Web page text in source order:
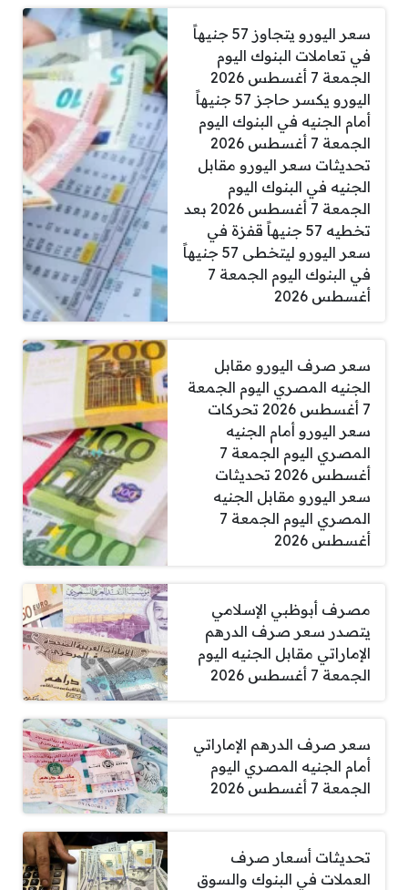
سعر اليورو يتجاوز 57 جنيهاً
في تعاملات البنوك اليوم
الجمعة 7 أغسطس 2026
اليورو يكسر حاجز 57 جنيهاً
أمام الجنيه في البنوك اليوم
الجمعة 7 أغسطس 2026
تحديثات سعر اليورو مقابل
الجنيه في البنوك اليوم
الجمعة 7 أغسطس 2026 بعد
تخطيه 57 جنيهاً قفزة في
سعر اليورو ليتخطى 57 جنيهاً
في البنوك اليوم الجمعة 7
أغسطس 2026
سعر صرف اليورو مقابل
الجنيه المصري اليوم الجمعة
7 أغسطس 2026 تحركات
سعر اليورو أمام الجنيه
المصري اليوم الجمعة 7
أغسطس 2026 تحديثات
سعر اليورو مقابل الجنيه
المصري اليوم الجمعة 7
أغسطس 2026
مصرف أبوظبي الإسلامي
يتصدر سعر صرف الدرهم
الإماراتي مقابل الجنيه اليوم
الجمعة 7 أغسطس 2026
سعر صرف الدرهم الإماراتي
أمام الجنيه المصري اليوم
الجمعة 7 أغسطس 2026
تحديثات أسعار صرف
العملات في البنوك والسوق